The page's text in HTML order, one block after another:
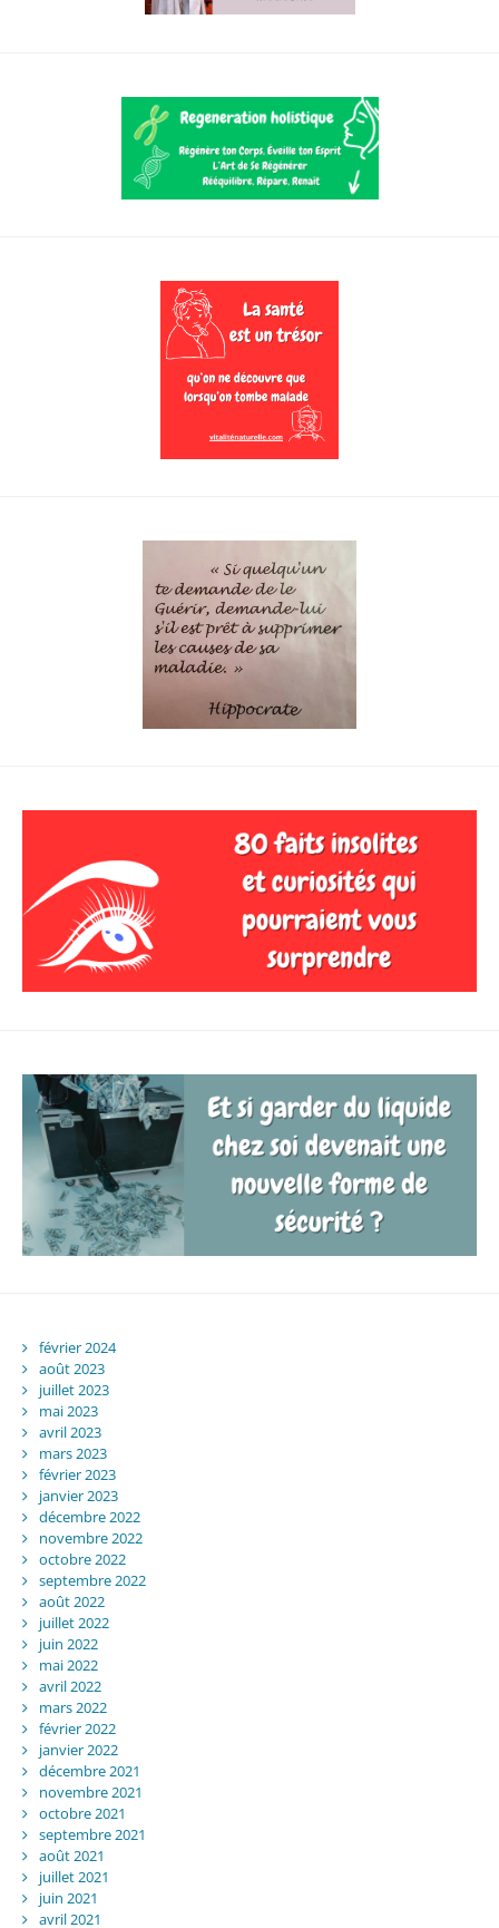
février 2024
août 2023
juillet 2023
mai 2023
avril 2023
mars 2023
février 2023
janvier 2023
décembre 2022
novembre 2022
octobre 2022
septembre 2022
août 2022
juillet 2022
juin 2022
mai 2022
avril 2022
mars 2022
février 2022
janvier 2022
décembre 2021
novembre 2021
octobre 2021
septembre 2021
août 2021
juillet 2021
juin 2021
avril 2021